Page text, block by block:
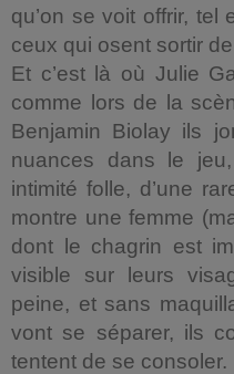
qu’on se voit offrir, tel
ceux qui osent sortir
Et c’est là où Julie
comme lors de la
Benjamin Biolay ils
nuances dans le
intimité folle, d’une
montre une femme
dont le chagrin est
visible sur leurs
peine, et sans
vont se séparer, ils
tentent de se consoler.